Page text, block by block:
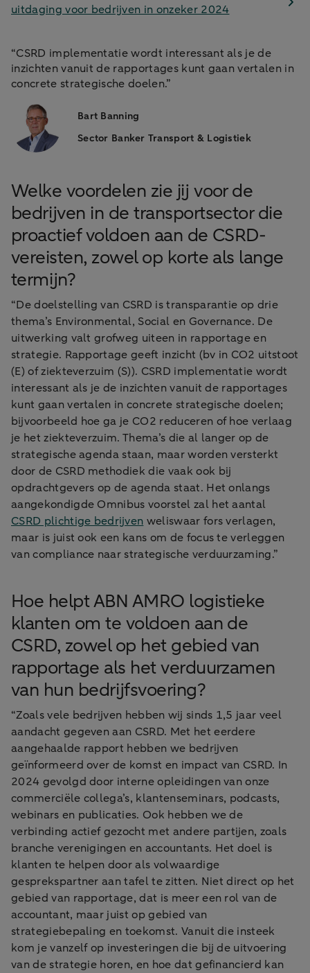
uitdaging voor bedrijven in onzeker 2024
“CSRD implementatie wordt interessant als je de
inzichten vanuit de rapportages kunt gaan vertalen in
concrete strategische doelen.”
Bart Banning
Sector Banker Transport & Logistiek
Welke voordelen zie jij voor de
bedrijven in de transportsector die
proactief voldoen aan de CSRD-
vereisten, zowel op korte als lange
termijn?
“De doelstelling van CSRD is transparantie op drie
thema’s Environmental, Social en Governance. De
uitwerking valt grofweg uiteen in rapportage en
strategie. Rapportage geeft inzicht (bv in CO2 uitstoot
(E) of ziekteverzuim (S)). CSRD implementatie wordt
interessant als je de inzichten vanuit de rapportages
kunt gaan vertalen in concrete strategische doelen;
bijvoorbeeld hoe ga je CO2 reduceren of hoe verlaag
je het ziekteverzuim. Thema’s die al langer op de
strategische agenda staan, maar worden versterkt
door de CSRD methodiek die vaak ook bij
opdrachtgevers op de agenda staat. Het onlangs
aangekondigde Omnibus voorstel zal het aantal
CSRD plichtige bedrijven weliswaar fors verlagen,
maar is juist ook een kans om de focus te verleggen
van compliance naar strategische verduurzaming.”
Hoe helpt ABN AMRO logistieke
klanten om te voldoen aan de
CSRD, zowel op het gebied van
rapportage als het verduurzamen
van hun bedrijfsvoering?
“Zoals vele bedrijven hebben wij sinds 1,5 jaar veel
aandacht gegeven aan CSRD. Met het eerdere
aangehaalde rapport hebben we bedrijven
geïnformeerd over de komst en impact van CSRD. In
2024 gevolgd door interne opleidingen van onze
commerciële collega’s, klantenseminars, podcasts,
webinars en publicaties. Ook hebben we de
verbinding actief gezocht met andere partijen, zoals
branche verenigingen en accountants. Het doel is
klanten te helpen door als volwaardige
gesprekspartner aan tafel te zitten. Niet direct op het
gebied van rapportage, dat is meer een rol van de
accountant, maar juist op gebied van
strategiebepaling en toekomst. Vanuit die insteek
kom je vanzelf op investeringen die bij de uitvoering
van de strategie horen, en hoe dat gefinancierd kan